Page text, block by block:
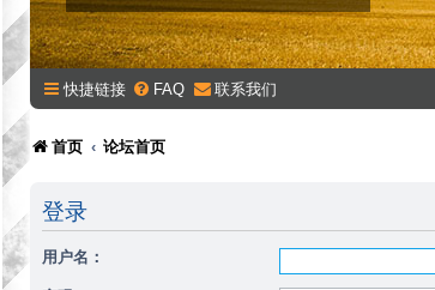
快捷链接 FAQ 联系我们
首页 论坛首页
登录
用户名：